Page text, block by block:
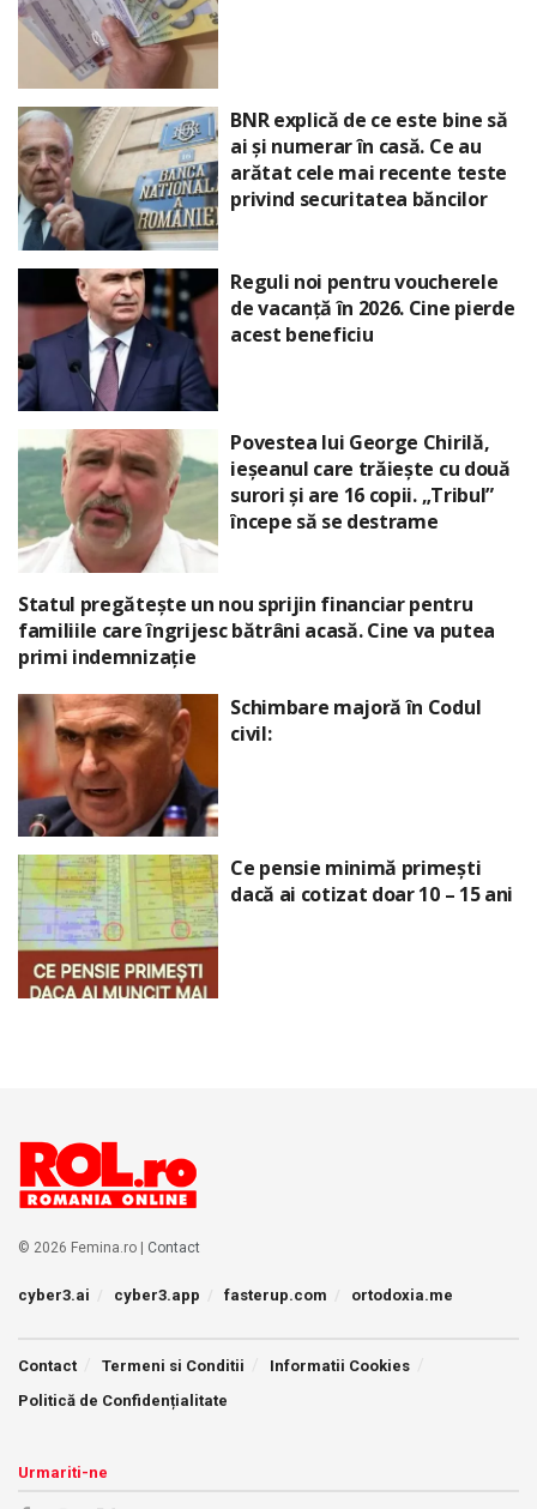
BNR explică de ce este bine să
ai și numerar în casă. Ce au
arătat cele mai recente teste
privind securitatea băncilor
Reguli noi pentru voucherele
de vacanță în 2026. Cine pierde
acest beneficiu
Povestea lui George Chirilă,
ieșeanul care trăiește cu două
surori și are 16 copii. „Tribul”
începe să se destrame
Statul pregătește un nou sprijin financiar pentru
familiile care îngrijesc bătrâni acasă. Cine va putea
primi indemnizație
Schimbare majoră în Codul
civil:
Ce pensie minimă primești
dacă ai cotizat doar 10 – 15 ani
© 2026 Femina.ro | Contact
cyber3.ai cyber3.app fasterup.com ortodoxia.me
Contact Termeni si Conditii
Informatii Cookies
Politică de Confidențialitate
Urmariti-ne